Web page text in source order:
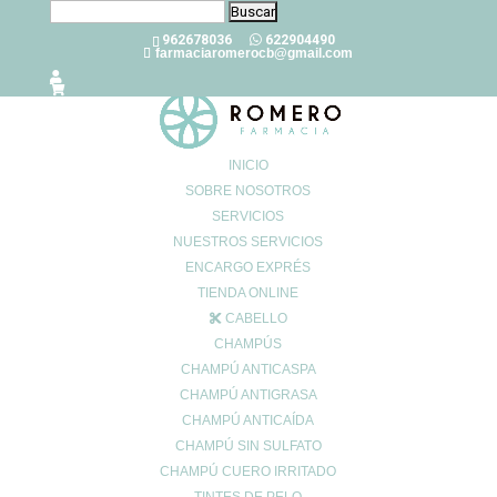
Buscar:
962678036
622904490
farmaciaromerocb@gmail.com
INICIO
SOBRE NOSOTROS
SERVICIOS
NUESTROS SERVICIOS
ENCARGO EXPRÉS
TIENDA ONLINE
CABELLO
CHAMPÚS
CHAMPÚ ANTICASPA
CHAMPÚ ANTIGRASA
CHAMPÚ ANTICAÍDA
CHAMPÚ SIN SULFATO
CHAMPÚ CUERO IRRITADO
Carillas dentales, ¿cómo cuidarlas?
0 Comentarios
Las carillas dentales son una solución estética a la que muchas
personas recurren para corregir imperfecciones en los dientes,
o incluso
importante cuidarlas adecuadamente para mantener su
apariencia y durabilidad.